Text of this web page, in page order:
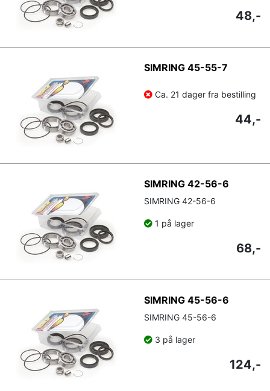
48,-
SIMRING 45-55-7
Ca. 21 dager fra bestilling
44,-
SIMRING 42-56-6
SIMRING 42-56-6
1 på lager
68,-
SIMRING 45-56-6
SIMRING 45-56-6
3 på lager
124,-